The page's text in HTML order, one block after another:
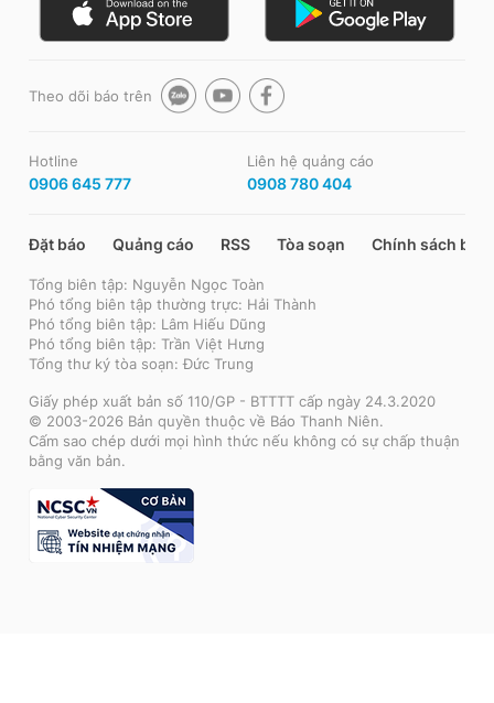
Theo dõi báo trên
Hotline
0906 645 777
Liên hệ quảng cáo
0908 780 404
Đặt báo Quảng cáo RSS Tòa soạn Chính sách bảo
Tổng biên tập: Nguyễn Ngọc Toàn
Phó tổng biên tập thường trực: Hải Thành
Phó tổng biên tập: Lâm Hiếu Dũng
Phó tổng biên tập: Trần Việt Hưng
Tổng thư ký tòa soạn: Đức Trung
Giấy phép xuất bản số 110/GP - BTTTT cấp ngày 24.3.2020
© 2003-2026 Bản quyền thuộc về Báo Thanh Niên.
Cấm sao chép dưới mọi hình thức nếu không có sự chấp thuận
bằng văn bản.